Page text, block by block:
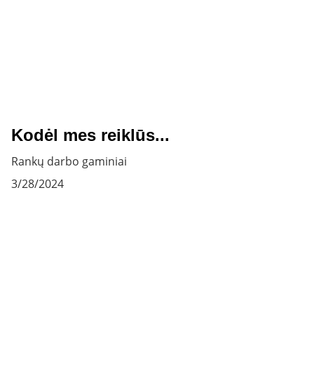
Kodėl mes reiklūs...
Rankų darbo gaminiai
3/28/2024